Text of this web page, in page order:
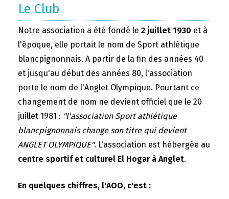
Le Club
Notre association a été fondé le 2 juillet 1930 et à
l'époque, elle portait le nom de Sport athlétique
blancpignonnais. A partir de la fin des années 40
et jusqu'au début des années 80, l'association
porte le nom de l'Anglet Olympique. Pourtant ce
changement de nom ne devient officiel que le 20
juillet 1981 : "l'association Sport athlétique
blancpignonnais change son titre qui devient
ANGLET OLYMPIQUE". L'association est hébergée au
centre sportif et culturel El Hogar à Anglet.
En quelques chiffres, l'AOO, c'est :